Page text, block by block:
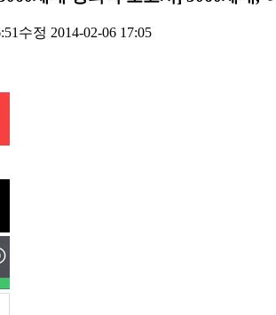
수정 2014-02-06 17:05